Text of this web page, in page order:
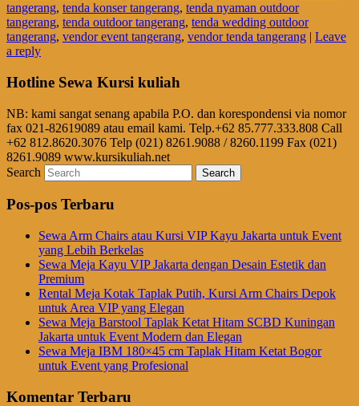
tangerang, tenda konser tangerang, tenda nyaman outdoor
tangerang, tenda outdoor tangerang, tenda wedding outdoor
tangerang, vendor event tangerang, vendor tenda tangerang | Leave
a reply
Hotline Sewa Kursi kuliah
NB: kami sangat senang apabila P.O. dan korespondensi via nomor
fax 021-82619089 atau email kami. Telp.+62 85.777.333.808 Call
+62 812.8620.3076 Telp (021) 8261.9088 / 8260.1199 Fax (021)
8261.9089 www.kursikuliah.net
Search
Pos-pos Terbaru
Sewa Arm Chairs atau Kursi VIP Kayu Jakarta untuk Event
yang Lebih Berkelas
Sewa Meja Kayu VIP Jakarta dengan Desain Estetik dan
Premium
Rental Meja Kotak Taplak Putih, Kursi Arm Chairs Depok
untuk Area VIP yang Elegan
Sewa Meja Barstool Taplak Ketat Hitam SCBD Kuningan
Jakarta untuk Event Modern dan Elegan
Sewa Meja IBM 180×45 cm Taplak Hitam Ketat Bogor
untuk Event yang Profesional
Komentar Terbaru